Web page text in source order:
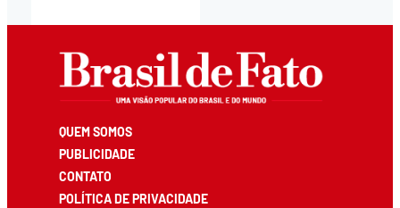
QUEM SOMOS
PUBLICIDADE
CONTATO
POLÍTICA DE PRIVACIDADE